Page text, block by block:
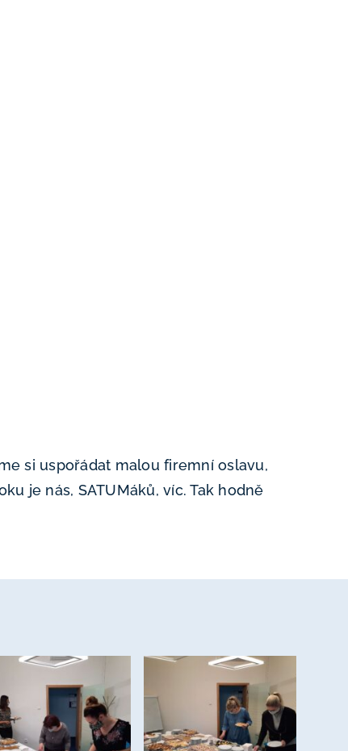
si uspořádat malou firemní oslavu,
je nás, SATUMáků, víc. Tak hodně